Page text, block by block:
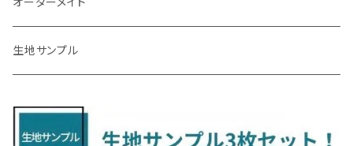
H23/10～R3/3 260系
アルファード/ヴェルファイアＨＶ
H27/1～R5/6 30系
H24/4～29/10 20系
H27/9～R3/10 URJ201W
ＮＸ
R3/11～ 20系
H26/10～
H24/6～ E26 5・6人乗
H14/10～R2/3 Z11・Z12
キックス
R2/6~R8/6 15系(e-POWER)
H11/6～H16/10 Y34
H26/9～ S500系
H28/12～R1/7 LA600/610
ジャスティ
H23/5～ LA100系
R2/10～ DREJ3P
アクセラ/アクセラ・スポーツ
H24/11～R1/8 GJ系
R2/6～ LA900/910S
タント
R1/7～ LA650/660
H28/11～ M900系
H17/5～H27/10 TA/TD系
エブリィ
H13/9～ DA系
H31/3～ ｅｋクロス
R4/6～ B5AW
アイミーブ
H24/10～R2/12 GF系
H26/12～R2/2 JF1/2
NBOXジョイ
H24/11～R2/3 JG1・JG2
R3/6～ CDD系
H16/4～28/1 １T系 トゥラン
H23/2～ 7N系
Tクロス
R2/7～ A1D系
H26/7～R4/2
ＣＬＡクラス
H27/6～R1/8
ラグマットセカンド（L）
ラグマットミニ（S）
生地サンプル